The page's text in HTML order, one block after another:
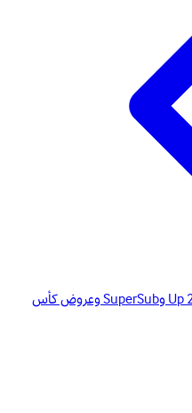
عروض ومزايا بيتواي في الإمارات: 2 Up وSuperSub وعروض كأس